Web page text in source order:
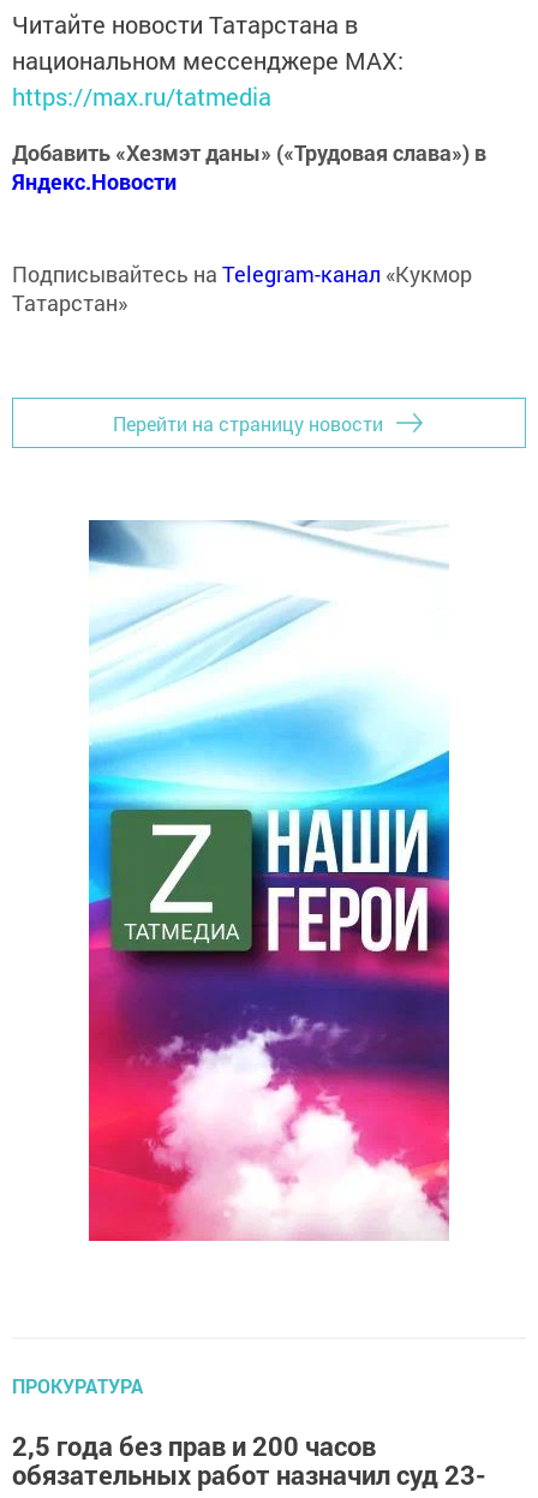
Читайте новости Татарстана в
национальном мессенджере MАХ:
https://max.ru/tatmedia
Добавить «Хезмэт даны» («Трудовая слава») в
Яндекс.Новости
Подписывайтесь на Telegram-канал «Кукмор
Татарстан»
Перейти на страницу новости
ПРОКУРАТУРА
2,5 года без прав и 200 часов
обязательных работ назначил суд 23-